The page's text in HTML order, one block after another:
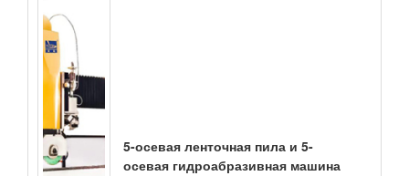
5-осевая ленточная пила и 5-
осевая гидроабразивная машина